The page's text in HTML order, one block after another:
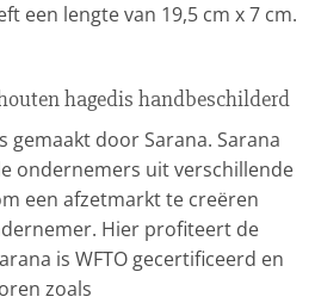
een lengte van 19,5 cm x 7 cm.
hagedis handbeschilderd
gemaakt door Sarana. Sarana
ondernemers uit verschillende
een afzetmarkt te creëren
Hier profiteert de
is WFTO gecertificeerd en
zoals